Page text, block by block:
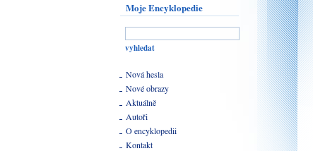
Moje Encyklopedie
Nová hesla
Nové obrazy
Aktuálně
Autoři
O encyklopedii
Kontakt